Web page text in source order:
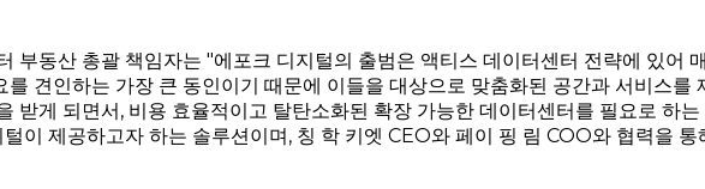
동산 총괄 책임자는 "에포크 디지털의 출범은 액티스 데이터센터 전략에 있어
견인하는 가장 큰 동인이기 때문에 이들을 대상으로 맞춤화된 공간과 서비스를
받게 되면서, 비용 효율적이고 탈탄소화된 확장 가능한 데이터센터를 필요로 하
이 제공하고자 하는 솔루션이며, 칭 학 키엣 CEO와 페이 핑 림 COO와 협력을 통